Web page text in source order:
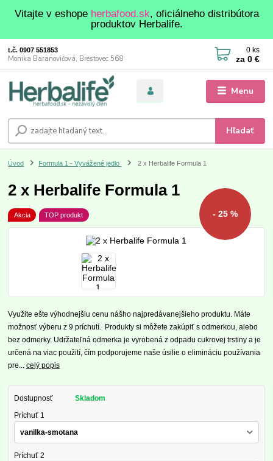
Vitajte v eshope herbafood.sk, oficiálneho distribútora
produktov Herbalife.
Menu
Hľadať
t.č. 0907 551853
Monika Baranovičová, Brestovec 568
0ks
za 0 €
Úvod Formula 1 - Vyvážené jedlo 2 x Herbalife Formula 1
2 x Herbalife Formula 1
Akcia TOP produkt - 25 %
Využite ešte výhodnejšiu cenu nášho najpredávanejšieho produktu. Máte
možnosť výberu z 9 príchutí. Produkty si môžete zakúpiť s odmerkou, alebo
bez odmerky. Udržateľná odmerka je vyrobená z odpadu cukrovej trstiny a je
určená na viac použití, čím podporujeme naše úsilie o elimináciu používania
pre...celý popis
Dostupnosť Skladom
Príchuť 1
Príchuť 2